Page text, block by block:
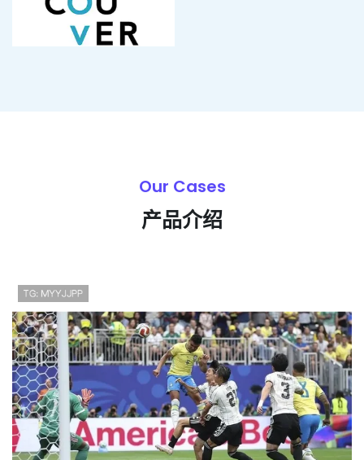
Our Cases
产品介绍